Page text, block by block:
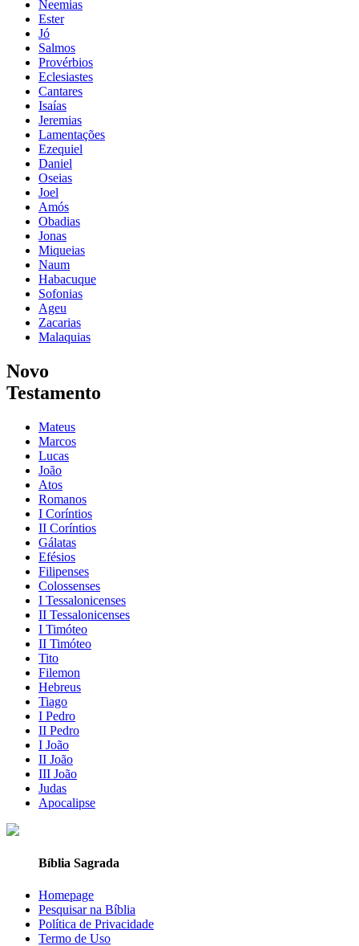
Neemias
Ester
Jó
Salmos
Provérbios
Eclesiastes
Cantares
Isaías
Jeremias
Lamentações
Ezequiel
Daniel
Oseias
Joel
Amós
Obadias
Jonas
Miqueias
Naum
Habacuque
Sofonias
Ageu
Zacarias
Malaquias
Novo
Testamento
Mateus
Marcos
Lucas
João
Atos
Romanos
I Coríntios
II Coríntios
Gálatas
Efésios
Filipenses
Colossenses
I Tessalonicenses
II Tessalonicenses
I Timóteo
II Timóteo
Tito
Filemon
Hebreus
Tiago
I Pedro
II Pedro
I João
II João
III João
Judas
Apocalipse
Bíblia Sagrada
Homepage
Pesquisar na Bíblia
Política de Privacidade
Termo de Uso